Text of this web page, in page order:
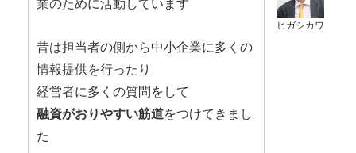
ヒガシカワ
業のために活動しています
昔は担当者の側から中小企業に多くの
情報提供を行ったり
経営者に多くの質問をして
融資がおりやすい筋道をつけてきまし
た